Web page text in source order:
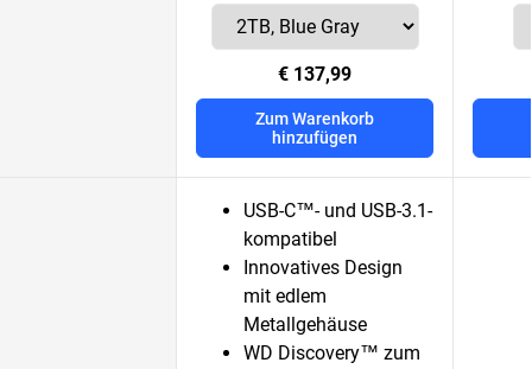
€ 137,99
Zum Warenkorb
hinzufügen
USB-C™- und USB-3.1-
kompatibel
Innovatives Design
mit edlem
Metallgehäuse
WD Discovery™ zum